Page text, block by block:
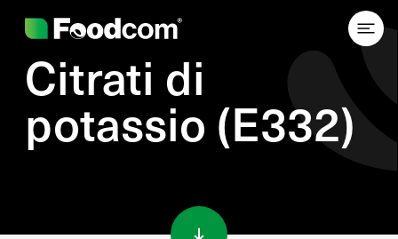
Citrati di
potassio (E332)